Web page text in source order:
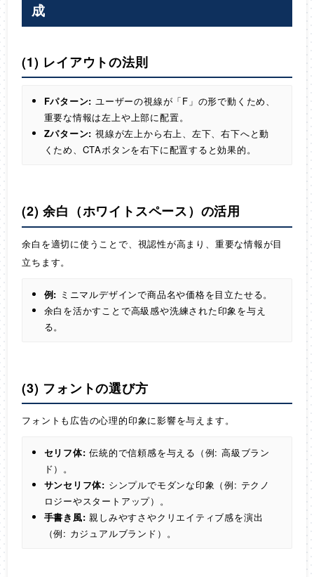
成
(1) レイアウトの法則
Fパターン: ユーザーの視線が「F」の形で動くため、
重要な情報は左上や上部に配置。
Zパターン: 視線が左上から右上、左下、右下へと動
くため、CTAボタンを右下に配置すると効果的。
(2) 余白（ホワイトスペース）の活用
余白を適切に使うことで、視認性が高まり、重要な情報が目
立ちます。
例: ミニマルデザインで商品名や価格を目立たせる。
余白を活かすことで高級感や洗練された印象を与え
る。
(3) フォントの選び方
フォントも広告の心理的印象に影響を与えます。
セリフ体: 伝統的で信頼感を与える（例: 高級ブラン
ド）。
サンセリフ体: シンプルでモダンな印象（例: テクノ
ロジーやスタートアップ）。
手書き風: 親しみやすさやクリエイティブ感を演出
（例: カジュアルブランド）。